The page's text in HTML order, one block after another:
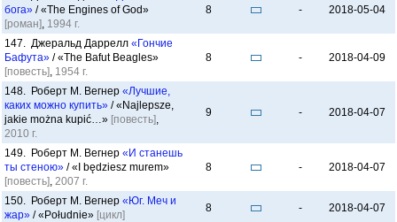
бога» / «The Engines of God»
[роман], 1994 г.
8 - 2018-05-04
147. Джеральд Даррелл «Гончие
Бафута» / «The Bafut Beagles»
[повесть], 1954 г.
8 - 2018-04-09
148. Роберт М. Вегнер «Лучшие,
каких можно купить» / «Najlepsze,
jakie można kupić…» [повесть],
2010 г.
9 - 2018-04-07
149. Роберт М. Вегнер «И станешь
ты стеною» / «I będziesz murem»
[повесть], 2007 г.
8 - 2018-04-07
150. Роберт М. Вегнер «Юг. Меч и
жар» / «Południe» [цикл]
8 - 2018-04-07